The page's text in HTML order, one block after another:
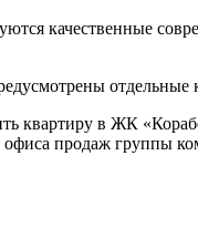
качественные
квартиру в ЖК
продаж группы